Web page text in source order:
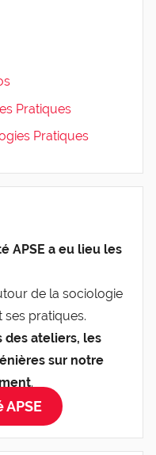
Pratiques
Pratiques
APSE a eu lieu les
de la sociologie
ses pratiques.
des ateliers, les
sur notre
.